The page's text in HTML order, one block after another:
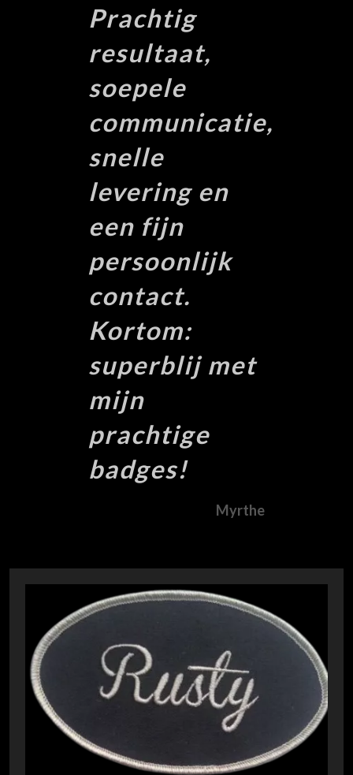
Prachtig
resultaat,
soepele
communicatie,
snelle
levering en
een fijn
persoonlijk
contact.
Kortom:
superblij met
mijn
prachtige
badges!
Myrthe